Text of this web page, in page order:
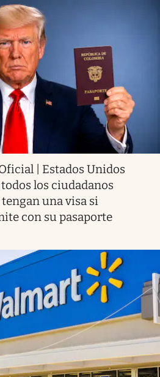
| Estados Unidos
los ciudadanos
una visa si
con su pasaporte